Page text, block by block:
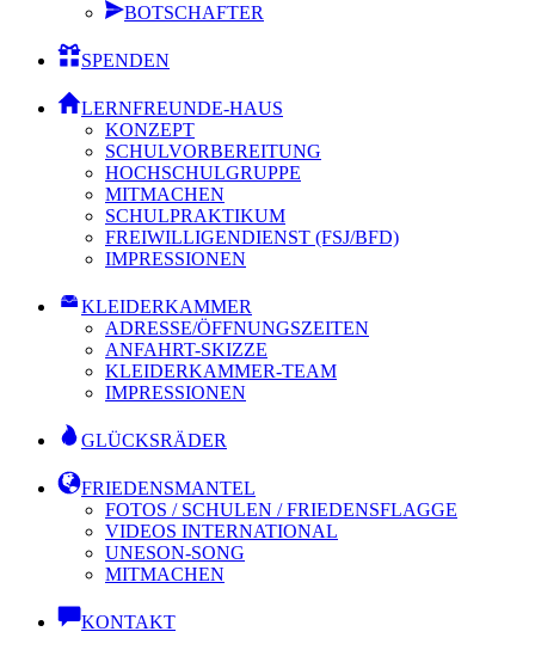
BOTSCHAFTER
SPENDEN
LERNFREUNDE-HAUS
KONZEPT
SCHULVORBEREITUNG
HOCHSCHULGRUPPE
MITMACHEN
SCHULPRAKTIKUM
FREIWILLIGENDIENST (FSJ/BFD)
IMPRESSIONEN
KLEIDERKAMMER
ADRESSE/ÖFFNUNGSZEITEN
ANFAHRT-SKIZZE
KLEIDERKAMMER-TEAM
IMPRESSIONEN
GLÜCKSRÄDER
FRIEDENSMANTEL
FOTOS / SCHULEN / FRIEDENSFLAGGE
VIDEOS INTERNATIONAL
UNESON-SONG
MITMACHEN
KONTAKT